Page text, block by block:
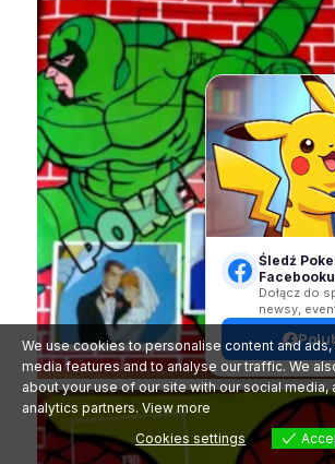
Śledź
Dołącz do
newsy,
We use cookies to personalise content and
media features and to analyse our traffic. We
about your use of our site with our social media,
analytics partners. View more
Cookies settings